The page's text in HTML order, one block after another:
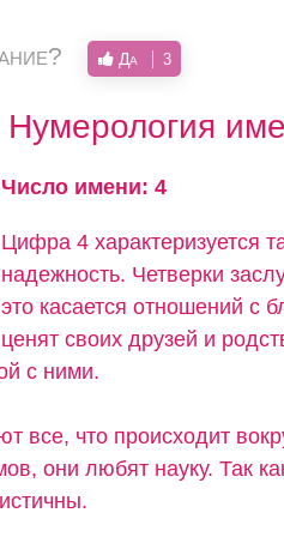
Да 3
Нумерология
Число имени: 4
Цифра 4 характеризуется
надежность. Четверки
это касается отношений с
ценят своих друзей и
с ними.
все, что происходит
они любят науку. Так